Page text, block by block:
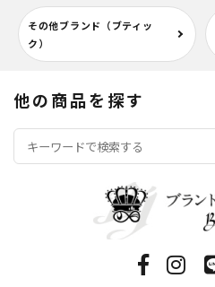
その他ブランド（ブティッ
ク）
他の商品を探す